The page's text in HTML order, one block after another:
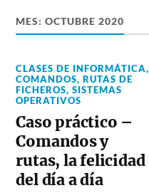
MES:OCTUBRE 2020
CLASES DE INFORMÁTICA,
COMANDOS,RUTAS DE
FICHEROS,SISTEMAS
OPERATIVOS
Caso práctico –
Comandos y
rutas, la felicidad
del día a día